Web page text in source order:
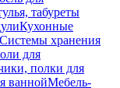
табуреты
Кухонные
Системы хранения
для
полки для
ваннойМебель-